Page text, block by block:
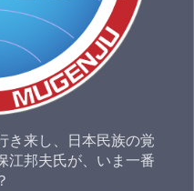
き来し、日本民族の覚
江邦夫氏が、いま一番